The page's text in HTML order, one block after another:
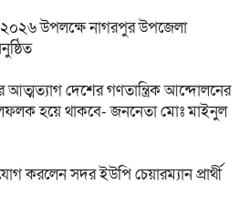
উপলক্ষে নাগরপুর উপজেলা
দেশের গণতান্ত্রিক আন্দোলনের
হয়ে থাকবে- জননেতা মোঃ মাইনুল
করলেন সদর ইউপি চেয়ারম্যান প্রার্থী